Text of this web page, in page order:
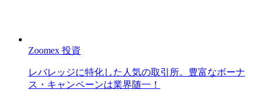
Zoomex 投資
レバレッジに特化した人気の取引所。豊富なボーナ
ス・キャンペーンは業界随一！